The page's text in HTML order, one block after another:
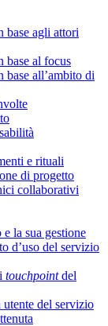
base agli attori
base al focus
all’ambito di
e rituali
di progetto
collaborativi
la sua gestione
d’uso del servizio
touchpointdel
utente del servizio